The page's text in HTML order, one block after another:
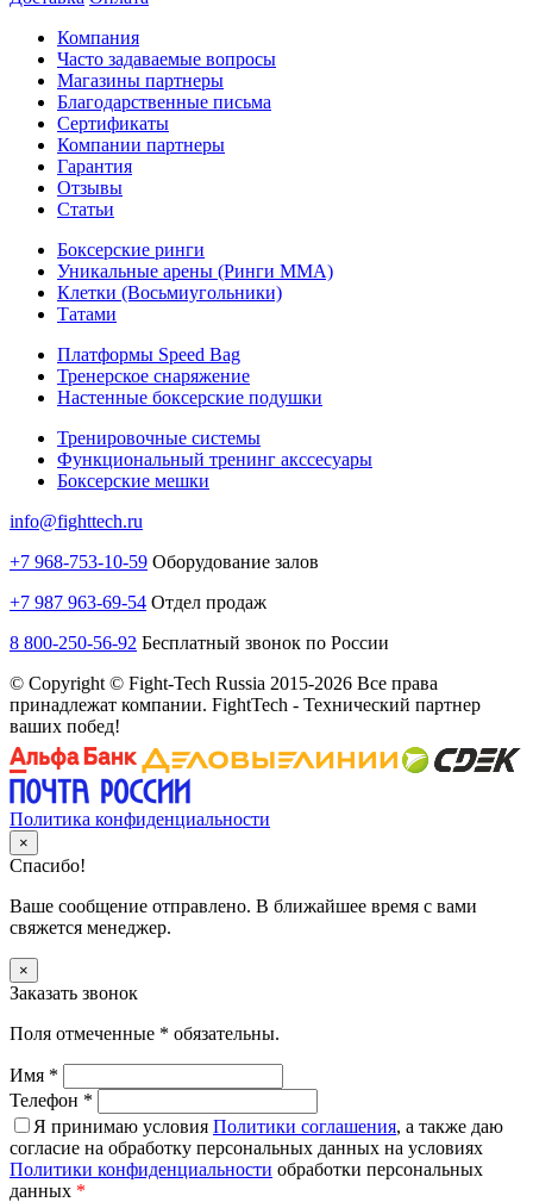
Компания
Часто задаваемые вопросы
Магазины партнеры
Благодарственные письма
Сертификаты
Компании партнеры
Гарантия
Отзывы
Статьи
Боксерские ринги
Уникальные арены (Ринги ММА)
Клетки (Восьмиугольники)
Татами
Платформы Speed Bag
Тренерское снаряжение
Настенные боксерские подушки
Тренировочные системы
Функциональный тренинг акссесуары
Боксерские мешки
info@fighttech.ru
+7 968-753-10-59 Оборудование залов
+7 987 963-69-54 Отдел продаж
8 800-250-56-92 Бесплатный звонок по России
© Copyright © Fight-Tech Russia 2015-2026 Все права
принадлежат компании. FightTech - Технический партнер
ваших побед!
Политика конфиденциальности
×
Спасибо!
Ваше сообщение отправлено. В ближайшее время с вами
свяжется менеджер.
×
Заказать звонок
Поля отмеченные * обязательны.
Имя *
Телефон *
Я принимаю условия Политики соглашения, а также даю
согласие на обработку персональных данных на условиях
Политики конфиденциальности обработки персональных
данных *